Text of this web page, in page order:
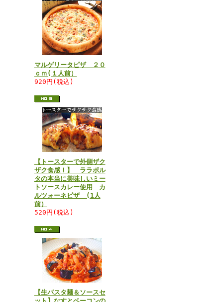
マルゲリータピザ ２０
ｃｍ(１人前）
920円(税込)
【トースターで外側ザク
ザク食感！】 ララポル
タの本当に美味しいミー
トソースカレー使用 カ
ルツォーネピザ (1人
前）
520円(税込)
【生パスタ麺＆ソースセ